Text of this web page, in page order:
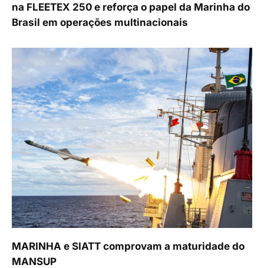
na FLEETEX 250 e reforça o papel da Marinha do
Brasil em operações multinacionais
MARINHA e SIATT comprovam a maturidade do
MANSUP